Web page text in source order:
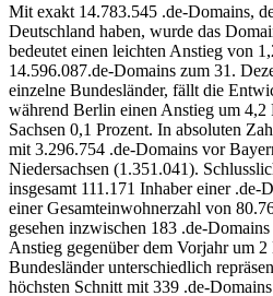
Mit exakt 14.783.545 .de-Domains,
Deutschland haben, wurde das
bedeutet einen leichten Anstieg von
14.596.087.de-Domains zum 31.
einzelne Bundesländer, fällt die
während Berlin einen Anstieg um 4,2
Sachsen 0,1 Prozent. In absoluten
mit 3.296.754 .de-Domains vor
Niedersachsen (1.351.041).
insgesamt 111.171 Inhaber einer .de-
einer Gesamteinwohnerzahl von
gesehen inzwischen 183 .de-
Anstieg gegenüber dem Vorjahr um
Bundesländer unterschiedlich
höchsten Schnitt mit 339 .de-